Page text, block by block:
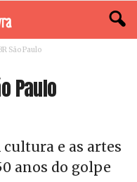
São Paulo
Paulo
cultura e as artes
anos do golpe